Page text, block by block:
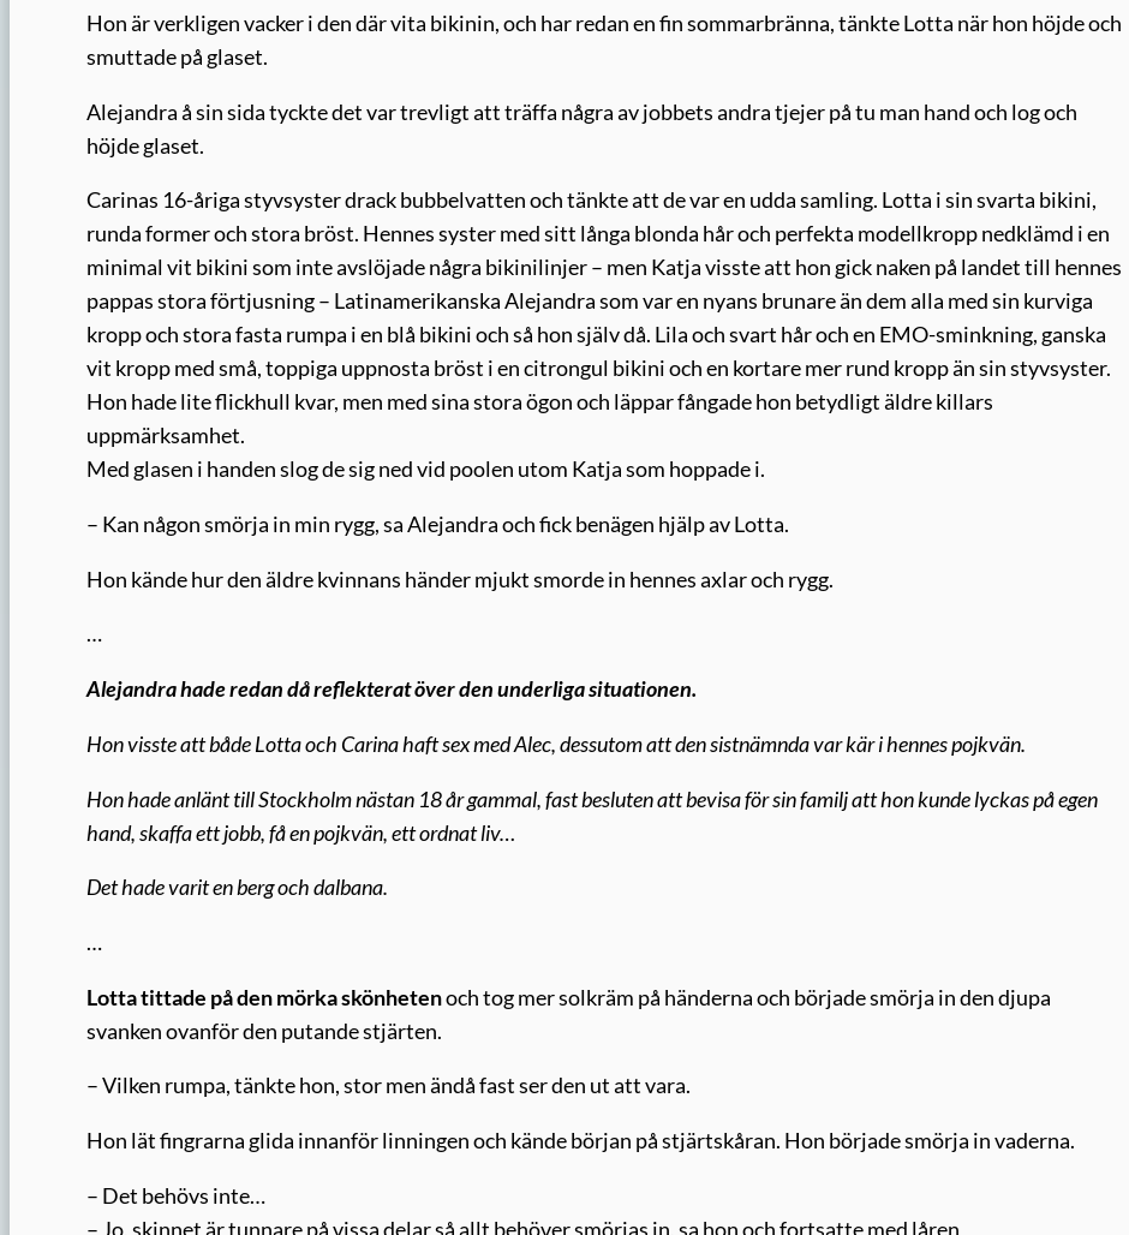
Hon är verkligen vacker i den där vita bikinin, och har redan en fin sommarbränna, tänkte Lotta när hon höjde och
smuttade på glaset.
Alejandra å sin sida tyckte det var trevligt att träffa några av jobbets andra tjejer på tu man hand och log och
höjde glaset.
Carinas 16-åriga styvsyster drack bubbelvatten och tänkte att de var en udda samling. Lotta i sin svarta bikini,
runda former och stora bröst. Hennes syster med sitt långa blonda hår och perfekta modellkropp nedklämd i en
minimal vit bikini som inte avslöjade några bikinilinjer – men Katja visste att hon gick naken på landet till hennes
pappas stora förtjusning – Latinamerikanska Alejandra som var en nyans brunare än dem alla med sin kurviga
kropp och stora fasta rumpa i en blå bikini och så hon själv då. Lila och svart hår och en EMO-sminkning, ganska
vit kropp med små, toppiga uppnosta bröst i en citrongul bikini och en kortare mer rund kropp än sin styvsyster.
Hon hade lite flickhull kvar, men med sina stora ögon och läppar fångade hon betydligt äldre killars
uppmärksamhet.
Med glasen i handen slog de sig ned vid poolen utom Katja som hoppade i.
– Kan någon smörja in min rygg, sa Alejandra och fick benägen hjälp av Lotta.
Hon kände hur den äldre kvinnans händer mjukt smorde in hennes axlar och rygg.
…
Alejandra hade redan då reflekterat över den underliga situationen.
Hon visste att både Lotta och Carina haft sex med Alec, dessutom att den sistnämnda var kär i hennes pojkvän.
Hon hade anlänt till Stockholm nästan 18 år gammal, fast besluten att bevisa för sin familj att hon kunde lyckas på egen
hand, skaffa ett jobb, få en pojkvän, ett ordnat liv…
Det hade varit en berg och dalbana.
…
Lotta tittade på den mörka skönhetenoch tog mer solkräm på händerna och började smörja in den djupa
svanken ovanför den putande stjärten.
– Vilken rumpa, tänkte hon, stor men ändå fast ser den ut att vara.
Hon lät fingrarna glida innanför linningen och kände början på stjärtskåran. Hon började smörja in vaderna.
– Det behövs inte…
– Jo, skinnet är tunnare på vissa delar så allt behöver smörjas in, sa hon och fortsatte med låren